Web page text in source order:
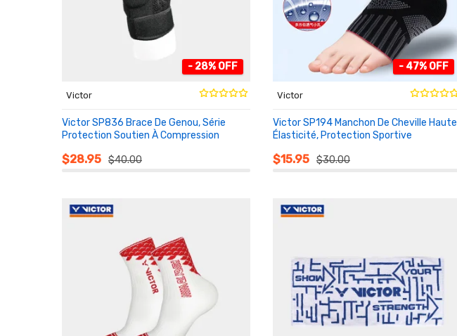
- 28% OFF
Victor
Victor SP836 Brace De Genou, Série
Protection Soutien À Compression
$28.95 $40.00
- 47% OFF
Victor
Victor SP194 Manchon De Cheville Haute
Élasticité, Protection Sportive
$15.95 $30.00